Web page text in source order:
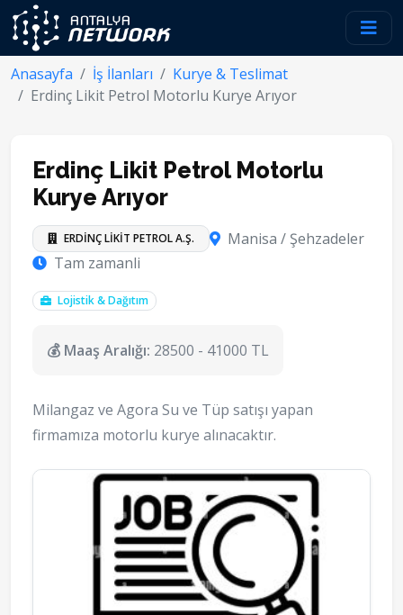
Anasayfa İş İlanları
Kurye & Teslimat
Erdinç Likit Petrol Motorlu Kurye Arıyor
Erdinç Likit Petrol Motorlu
Kurye Arıyor
ERDİNÇ LİKİT PETROL A.Ş.
Manisa / Şehzadeler
Tam zamanli
Lojistik & Dağıtım
💰 Maaş Aralığı: 28500 - 41000 TL
Milangaz ve Agora Su ve Tüp satışı yapan
firmamıza motorlu kurye alınacaktır.